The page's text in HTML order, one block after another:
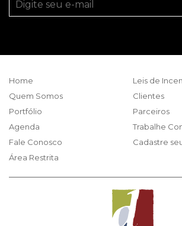
Home
Quem Somos
Portfólio
Leis de
Clientes
Parceiros
Agenda
Fale Conosco
Área Restrita
Trabalhe
Cadastre